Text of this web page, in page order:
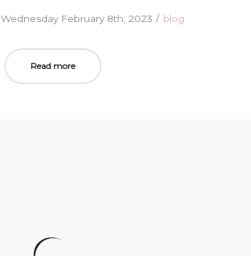
Posted
Wednesday February 8th, 2023
Posted
blog
Read more